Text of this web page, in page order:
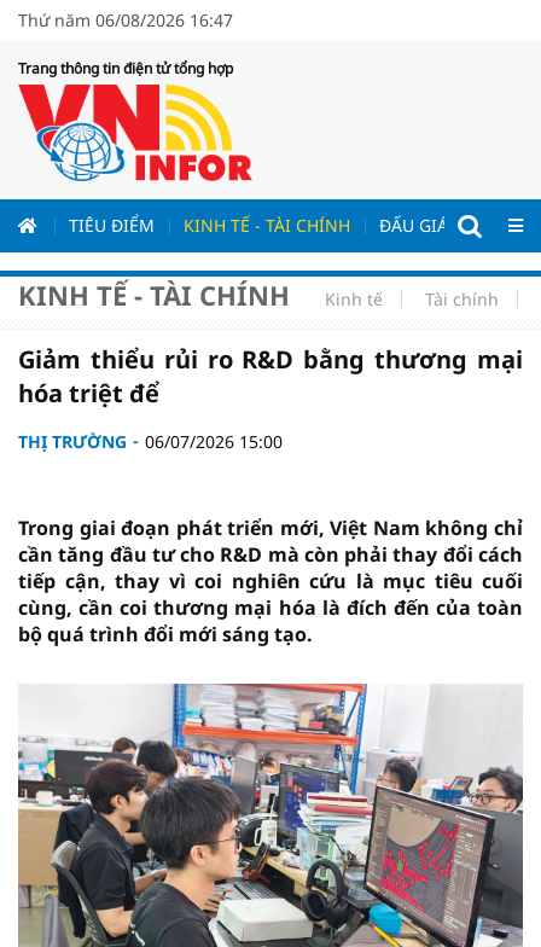
Thứ năm 06/08/2026 16:47
Trang thông tin điện tử tổng hợp
TIÊU ĐIỂM KINH TẾ - TÀI CHÍNH ĐẤU GIÁ - ĐẤU
KINH TẾ - TÀI CHÍNH Kinh tế Tài chính
Giảm thiểu rủi ro R&D bằng thương mại
hóa triệt để
THỊ TRƯỜNG 06/07/2026 15:00
Trong giai đoạn phát triển mới, Việt Nam không chỉ
cần tăng đầu tư cho R&D mà còn phải thay đổi cách
tiếp cận, thay vì coi nghiên cứu là mục tiêu cuối
cùng, cần coi thương mại hóa là đích đến của toàn
bộ quá trình đổi mới sáng tạo.